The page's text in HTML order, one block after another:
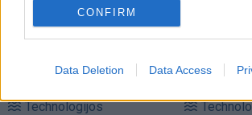
CONFIRM
Data Deletion Data Access
Technologijos